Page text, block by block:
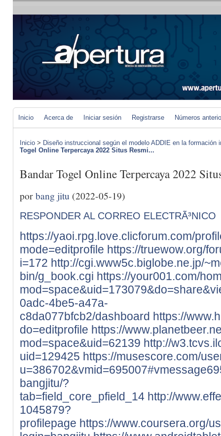
Inicio Acerca de Iniciar sesión Registrarse Números
Inicio > Diseño instruccional según el modelo ADDIE en la formación
Togel Online Terpercaya 2022 Situs Resmi...
Bandar Togel Online Terpercaya 2022
porbang jitu (2022-05-19)
RESPONDER AL CORREO ELECTRÃ³NICO
https://yaoi.rpg.love.clicforum.com/
mode=editprofile https://truewow.org/
i=172 http://cgi.www5c.biglobe.ne.jp/
bin/g_book.cgi https://your001.com/
0adc-4be5-a47a-
c8da077bfcb2/dashboard https://
do=editprofile https://
mod=space&uid=62139 http://
uid=129425 https://musescore.com/
bangjitu/?
tab=field_core_pfield_14 http://
1045879?
profilepage https://www.coursera.org/